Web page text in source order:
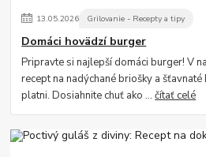
13.05.2026 Grilovanie - Recepty a tipy
Domáci hovädzí burger
Pripravte si najlepší domáci burger! V
recept na nadýchané briošky a
platni. Dosiahnite chuť ako ...čítať celé